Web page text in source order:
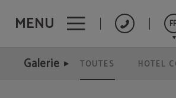
MENU
Galerie de l´Hôtel Hotel Concorde**** - Las Palmas
Galerie TOUTES HOTEL